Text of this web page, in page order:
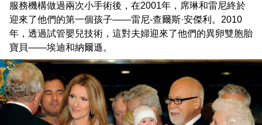
服務機構做過兩次小手術後，在2001年，席琳和雷尼終於
迎來了他們的第一個孩子——雷尼-查爾斯·安傑利。2010
年，透過試管嬰兒技術，這對夫婦迎來了他們的異卵雙胞胎
寶貝——埃迪和納爾遜。